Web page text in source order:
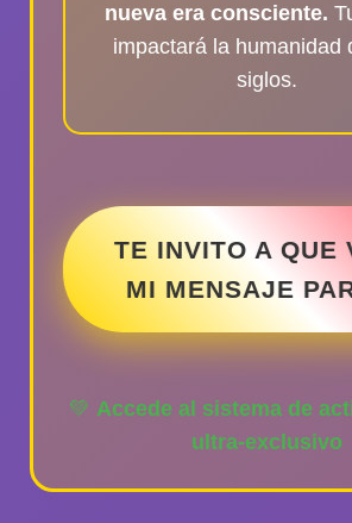
nueva era consciente.
impactará la humanidad
siglos.
TE INVITO A QUE
MI MENSAJE
💚 Accede al sistema de
ultra-exclusivo